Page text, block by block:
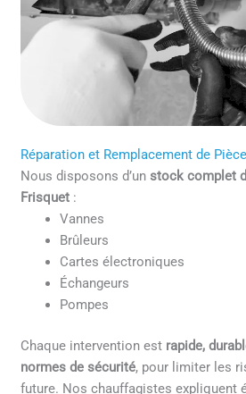
Réparation et Remplacement de
Nous disposons d’unstock complet
Frisquet :
Vannes
Brûleurs
Cartes électroniques
Échangeurs
Pompes
Chaque intervention est rapide,
normes de sécurité, pour limiter les
future. Nos chauffagistes expliquent